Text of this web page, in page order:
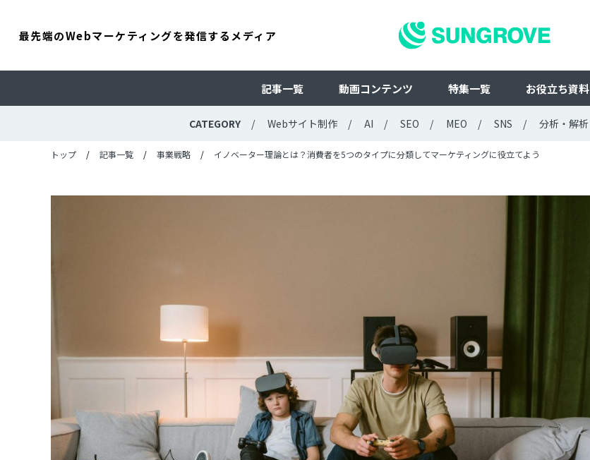
最先端のWebマーケティングを発信するメディア
記事一覧 動画コンテンツ 特集一覧 お役立ち資料
CATEGORY Webサイト制作 AI SEO MEO SNS 分析・解析
トップ 記事一覧 事業戦略 イノベーター理論とは？消費者を5つのタイプに分類してマーケティングに役立てよう